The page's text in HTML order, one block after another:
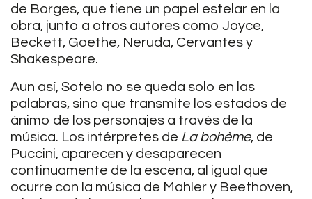
de Borges, que tiene un papel estelar en la
obra, junto a otros autores como Joyce,
Beckett, Goethe, Neruda, Cervantes y
Shakespeare.
Aun así, Sotelo no se queda solo en las
palabras, sino que transmite los estados de
ánimo de los personajes a través de la
música. Los intérpretes de La bohème, de
Puccini, aparecen y desaparecen
continuamente de la escena, al igual que
ocurre con la música de Mahler y Beethoven,